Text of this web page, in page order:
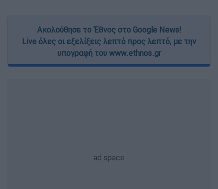
Ακολούθησε το Έθνος στο Google News!
Live όλες οι εξελίξεις λεπτό προς λεπτό, με την
υπογραφή του www.ethnos.gr